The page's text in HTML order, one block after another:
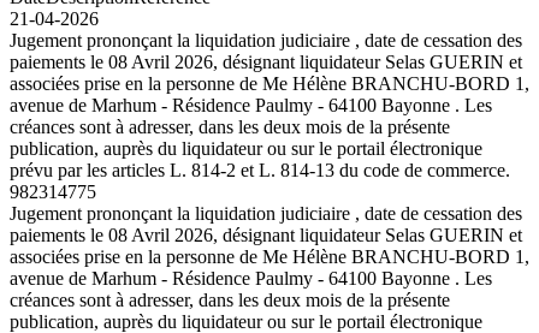
21-04-2026
Jugement prononçant la liquidation judiciaire , date de cessation des
paiements le 08 Avril 2026, désignant liquidateur Selas GUERIN et
associées prise en la personne de Me Hélène BRANCHU-BORD 1,
avenue de Marhum - Résidence Paulmy - 64100 Bayonne . Les
créances sont à adresser, dans les deux mois de la présente
publication, auprès du liquidateur ou sur le portail électronique
prévu par les articles L. 814-2 et L. 814-13 du code de commerce.
982314775
Jugement prononçant la liquidation judiciaire , date de cessation des
paiements le 08 Avril 2026, désignant liquidateur Selas GUERIN et
associées prise en la personne de Me Hélène BRANCHU-BORD 1,
avenue de Marhum - Résidence Paulmy - 64100 Bayonne . Les
créances sont à adresser, dans les deux mois de la présente
publication, auprès du liquidateur ou sur le portail électronique